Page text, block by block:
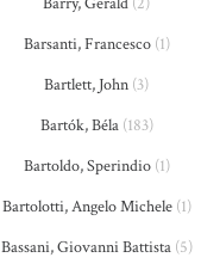
Barsanti, Francesco(1)
Bartlett, John (3)
Bartók, Béla(183)
Bartoldo, Sperindio(1)
Bartolotti, Angelo Michele(1)
Bassani, Giovanni Battista(5)